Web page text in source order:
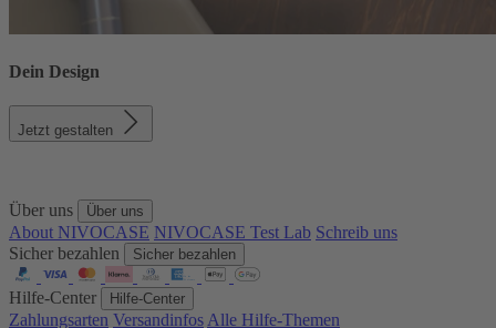
Dein Design
Jetzt gestalten
Über uns Über uns
About NIVOCASE NIVOCASE Test Lab Schreib uns
Sicher bezahlen
Sicher bezahlen
Hilfe-Center Hilfe-Center
Zahlungsarten VersandinfosAlle Hilfe-Themen